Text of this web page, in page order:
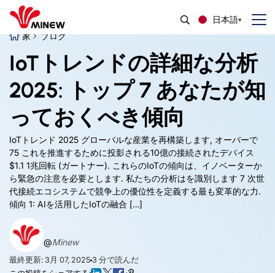
日本語
家
ブログ
IoTトレンドの詳細な分析
2025: トップ 7 あなたが知
っておくべき傾向
IoTトレンド 2025 グローバルな産業を再構築します, オーバーで
75 これを推進するために投影される10億の接続されたデバイス
$1.1 1兆回転 (ガートナー). これらのIoTの傾向は、イノベーターか
ら緊急の注意を必要とします. 私たちの分析はを識別します 7 次世
代接続エコシステムで競争上の優位性を定義する最も変革的な力.
傾向 1: AIを活用したIoTの融合 […]
@Minew
最終更新: 3月 07, 2025 3 分で読んだ